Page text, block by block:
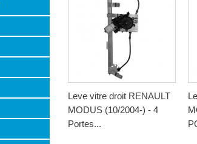
Leve vitre droit RENAULT
MODUS (10/2004-) - 4
Portes...